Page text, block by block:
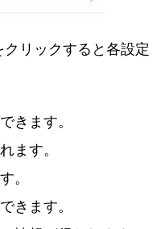
リックすると各設定
きます。
ます。
。
きます。